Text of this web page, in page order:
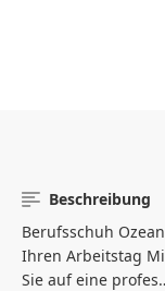
Beschreibung
Berufsschuh
Ihren Arbeitstag
Sie auf eine